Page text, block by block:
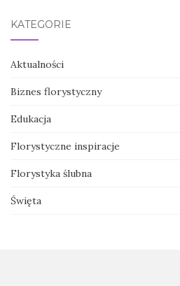
KATEGORIE
Aktualności
Biznes florystyczny
Edukacja
Florystyczne inspiracje
Florystyka ślubna
Święta